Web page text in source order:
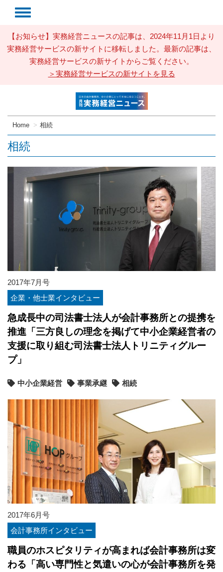
【お知らせ】実務経営ニュースの記事は、2024年11月1日より
実務経営サービスの新サイトに移転しました。最新の記事は、
実務経営サービスの新サイトからご覧ください。
＞実務経営サービスの新サイトを見る
Home 相続
相続
2017年7月号
企業・他士業インタビュー
急成長中の司法書士法人が会計事務所との提携を
推進「三方良しの理念を掲げて中小企業経営者の
支援に取り組む司法書士法人トリニティグルー
プ」
中小企業経営 事業承継 相続
2017年6月号
会計事務所インタビュー
職員のホスピタリティが高まれば会計事務所は変
わる「高い専門性と気遣いの心が会計事務所を発